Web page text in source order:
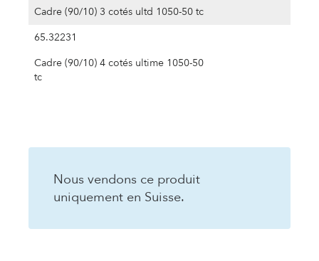
Cadre (90/10) 3 cotés ultd 1050-50 tc
65.32231
Cadre (90/10) 4 cotés ultime 1050-50
tc
Nous vendons ce produit
uniquement en Suisse.